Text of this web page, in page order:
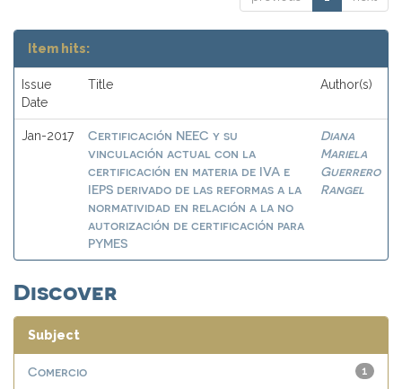
Item hits:
Issue
Date
Title Author(s)
Jan-2017
Certificación NEEC y su
vinculación actual con la
certificación en materia de IVA e
IEPS derivado de las reformas a la
normatividad en relación a la no
autorización de certificación para
PYMES
Diana
Mariela
Guerrero
Rangel
Discover
Subject
1
Comercio